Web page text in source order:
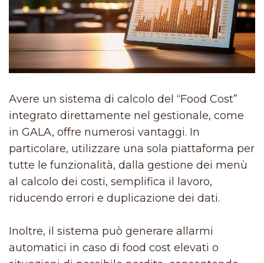
Avere un sistema di calcolo del “Food Cost”
integrato direttamente nel gestionale, come
in GALA, offre numerosi vantaggi. In
particolare, utilizzare una sola piattaforma per
tutte le funzionalità, dalla gestione dei menù
al calcolo dei costi, semplifica il lavoro,
riducendo errori e duplicazione dei dati.
Inoltre, il sistema può generare allarmi
automatici in caso di food cost elevati o